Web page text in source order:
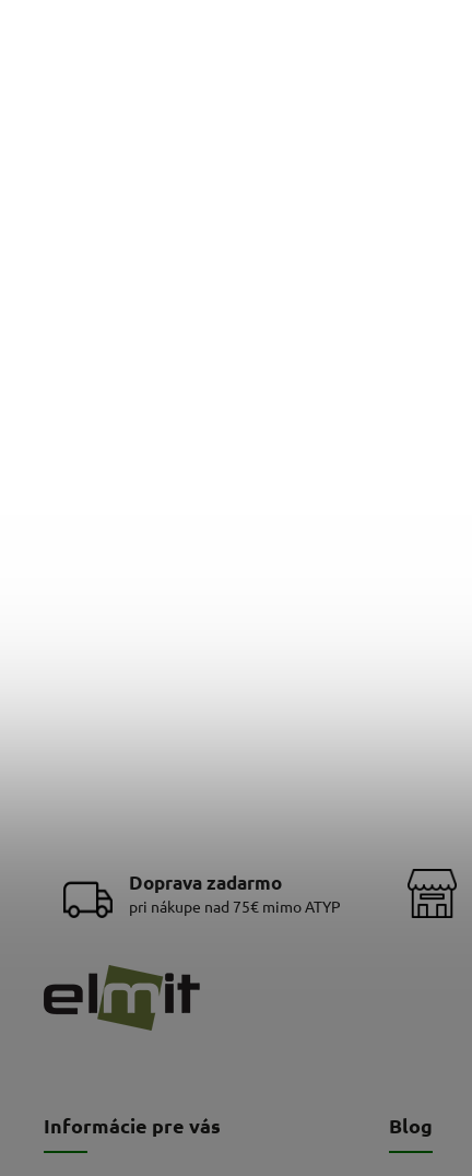
Doprava zadarmo
pri nákupe nad 75€ mimo ATYP
Informácie pre vás Blog